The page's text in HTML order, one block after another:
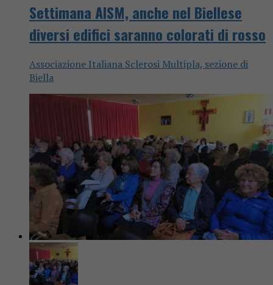
Settimana AISM, anche nel Biellese
diversi edifici saranno colorati di rosso
Associazione Italiana Sclerosi Multipla, sezione di
Biella